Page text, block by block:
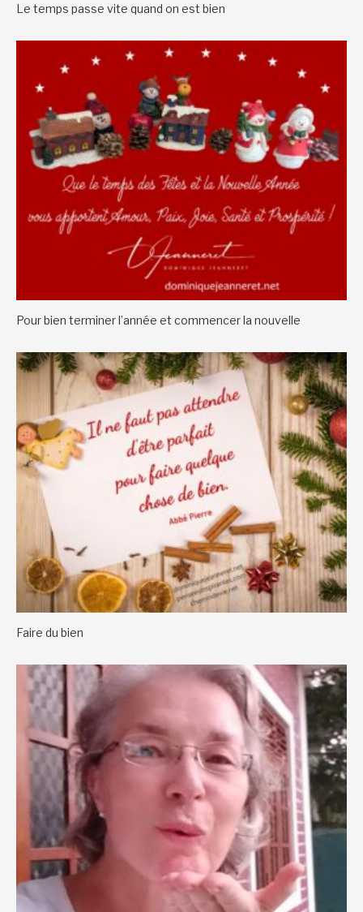
Le temps passe vite quand on est bien
Pour bien terminer l’année et commencer la nouvelle
Faire du bien